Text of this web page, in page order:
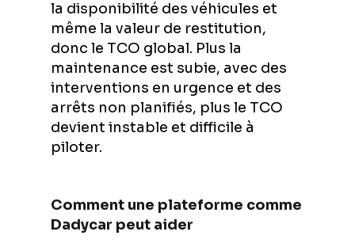
la disponibilité des véhicules et
même la valeur de restitution,
donc le TCO global. Plus la
maintenance est subie, avec des
interventions en urgence et des
arrêts non planifiés, plus le TCO
devient instable et difficile à
piloter.
Comment une plateforme comme
Dadycar peut aider